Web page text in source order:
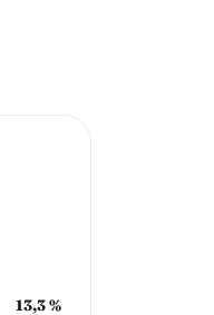
13,3 %